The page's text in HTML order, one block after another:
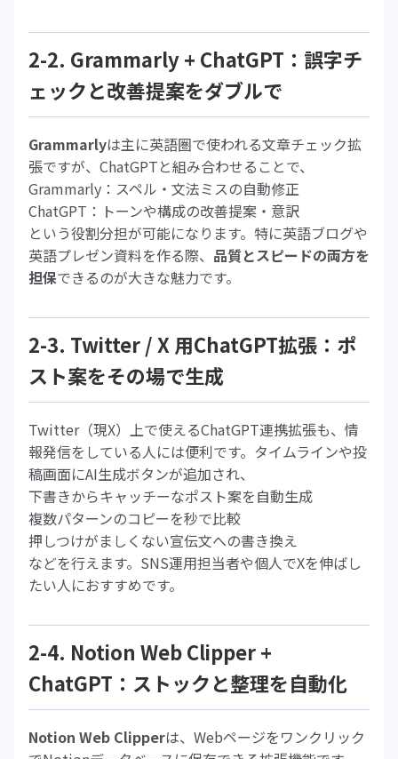
2-2. Grammarly + ChatGPT：誤字チ
ェックと改善提案をダブルで
Grammarlyは主に英語圏で使われる文章チェック拡
張ですが、ChatGPTと組み合わせることで、
Grammarly：スペル・文法ミスの自動修正
ChatGPT：トーンや構成の改善提案・意訳
という役割分担が可能になります。特に英語ブログや
英語プレゼン資料を作る際、 品質とスピードの両方を
担保できるのが大きな魅力です。
2-3. Twitter / X 用ChatGPT拡張：ポ
スト案をその場で生成
Twitter（現X）上で使えるChatGPT連携拡張も、情
報発信をしている人には便利です。タイムラインや投
稿画面にAI生成ボタンが追加され、
下書きからキャッチーなポスト案を自動生成
複数パターンのコピーを秒で比較
押しつけがましくない宣伝文への書き換え
などを行えます。SNS運用担当者や個人でXを伸ばし
たい人におすすめです。
2-4. Notion Web Clipper +
ChatGPT：ストックと整理を自動化
Notion Web Clipperは、Webページをワンクリック